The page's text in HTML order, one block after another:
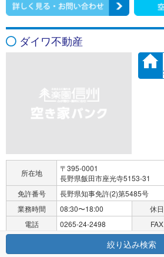
ダイワ不動産
所在地
〒395-0001
長野県飯田市座光寺5153-31
免許番号
長野県知事免許(2)第5485号
業務時間
08:30〜18:00 休日
電話
0265-24-2498 FAX
絞り込み検索